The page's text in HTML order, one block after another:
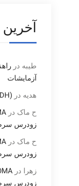
آخرین
طیبه در
آزمایشات
هدیه در
ح ماک در
زودرس
ح ماک در
زودرس
زهرا در
زودرس